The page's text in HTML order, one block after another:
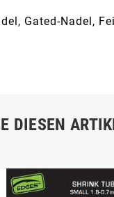
Gated-Nadel,
DIESEN